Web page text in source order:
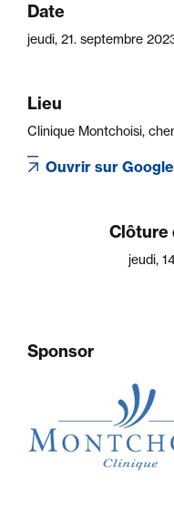
Date
jeudi, 21. septembre
Lieu
Clinique Montchoisi,
Ouvrir sur
Clôture
jeudi,
Sponsor